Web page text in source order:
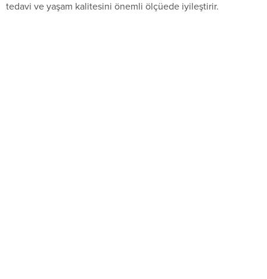
tedavi ve yaşam kalitesini önemli ölçüede iyileştirir.